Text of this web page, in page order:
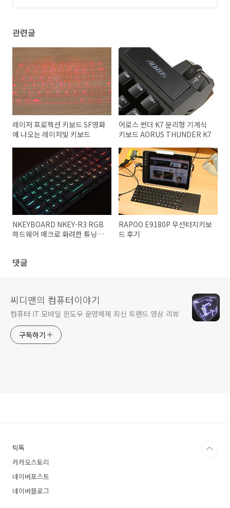
관련글
레이저 프로젝션 키보드 SF영화
에 나오는 레이저빛 키보드
어로스 썬더 K7 분리형 기계식
키보드 AORUS THUNDER K7
NKEYBOARD NKEY-R3 RGB
하드웨어 매크로 화려한 튜닝효
RAPOO E9180P 무선터치키보
드 후기
댓글
씨디맨의 컴퓨터이야기
컴퓨터 IT 모바일 윈도우 운영체제 최신 트랜드 영상 리뷰
구독하기
틱톡
카카오스토리
네이버포스트
네이버블로그